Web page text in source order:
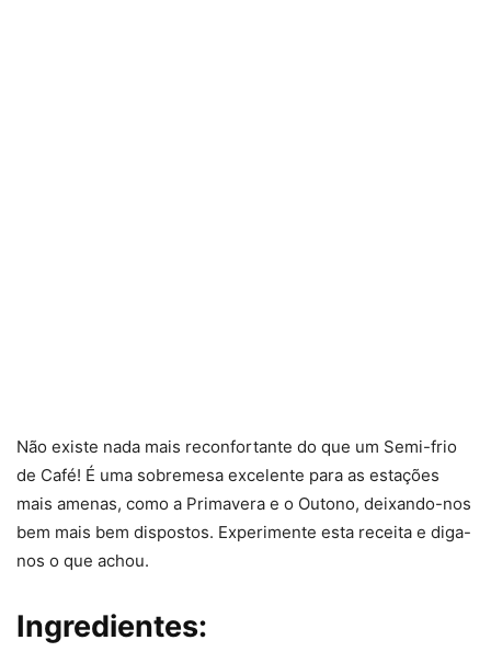
Não existe nada mais reconfortante do que um Semi-frio
de Café! É uma sobremesa excelente para as estações
mais amenas, como a Primavera e o Outono, deixando-nos
bem mais bem dispostos. Experimente esta receita e diga-
nos o que achou.
Ingredientes: